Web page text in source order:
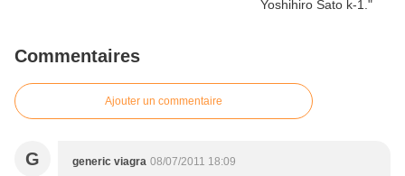
Commentaires
Ajouter un commentaire
G generic viagra 08/07/2011 18:09